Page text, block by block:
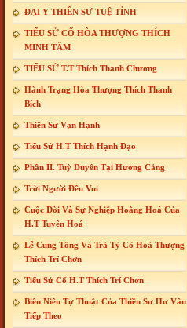
ĐẠI Y THIỀN SƯ TUỆ TỈNH
TIỂU SỬ CỐ HÒA THƯỢNG THÍCH
MINH TÂM
TIỂU SỬ T.T Thích Thanh Chương
Hành Trạng Hòa Thượng Thích Thanh
Bích
Thiền Sư Vạn Hạnh
Tiểu Sử H.T Thích Hạnh Đạo
Phần II. Tuỳ Duyên Tại Hương Cảng
Trời Người Đều Vui
Cuộc Đời Và Sự Nghiệp Hoằng Hoá Của
H.T Tuyên Hoá
Lễ Cung Tống Và Trà Tỳ Cố Hoà Thượng
Thích Trí Chơn
Tiểu Sử Cố H.T Thích Trí Chơn
Biên Niên Tự Thuật Của Thiền Sư Hư Vân
Tiếp Theo